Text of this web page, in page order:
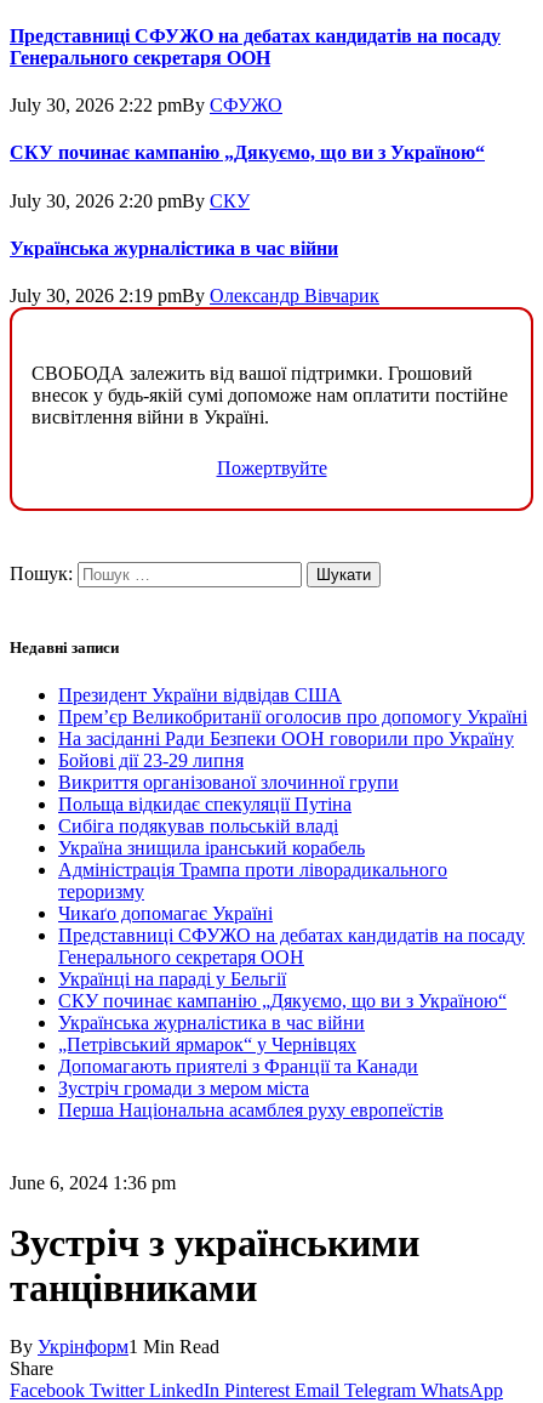
Представниці СФУЖО на дебатах кандидатів на посаду
Генерального секретаря ООН
July 30, 2026 2:22 pmBy СФУЖО
СКУ починає кампанію „Дякуємо, що ви з Україною“
July 30, 2026 2:20 pmBy СКУ
Українська журналістика в час війни
July 30, 2026 2:19 pmBy Олександр Вівчарик
СВОБОДА залежить від вашої підтримки. Грошовий
внесок у будь-якій сумі допоможе нам оплатити постійне
висвітлення війни в Україні.
Пожертвуйте
Пошук:
Недавні записи
Президент України відвідав США
Прем’єр Великобританії оголосив про допомогу Україні
На засіданні Ради Безпеки ООН говорили про Україну
Бойові дії 23-29 липня
Викриття організованої злочинної групи
Польща відкидає спекуляції Путіна
Сибіга подякував польській владі
Україна знищила іранський корабель
Адміністрація Трампа проти ліворадикального
тероризму
Чикаґо допомагає Україні
Представниці СФУЖО на дебатах кандидатів на посаду
Генерального секретаря ООН
Українці на параді у Бельгії
СКУ починає кампанію „Дякуємо, що ви з Україною“
Українська журналістика в час війни
„Петрівський ярмарок“ у Чернівцях
Допомагають приятелі з Франції та Канади
Зустріч громади з мером міста
Перша Національна асамблея руху европеїстів
June 6, 2024 1:36 pm
Зустріч з українськими
танцівниками
By Укрінформ1 Min Read
Share
Facebook Twitter LinkedIn Pinterest Email Telegram WhatsApp